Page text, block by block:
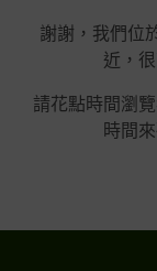
謝謝，我們位
近，
請花點時間瀏
時間